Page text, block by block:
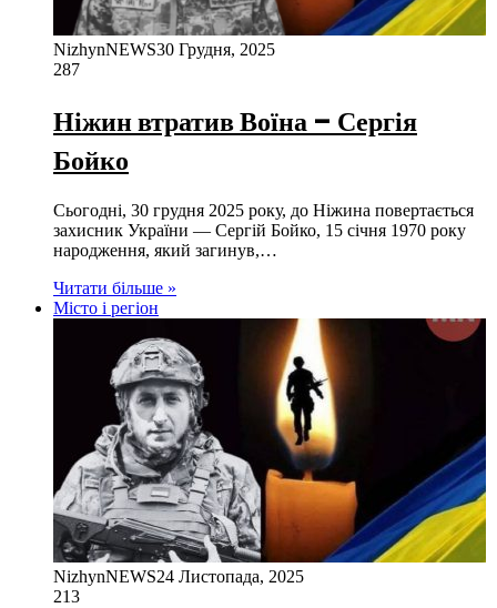
NizhynNEWS30 Грудня, 2025
287
Ніжин втратив Воїна – Сергія
Бойко
Сьогодні, 30 грудня 2025 року, до Ніжина повертається
захисник України — Сергій Бойко, 15 січня 1970 року
народження, який загинув,…
Читати більше »
Місто і регіон
NizhynNEWS24 Листопада, 2025
213